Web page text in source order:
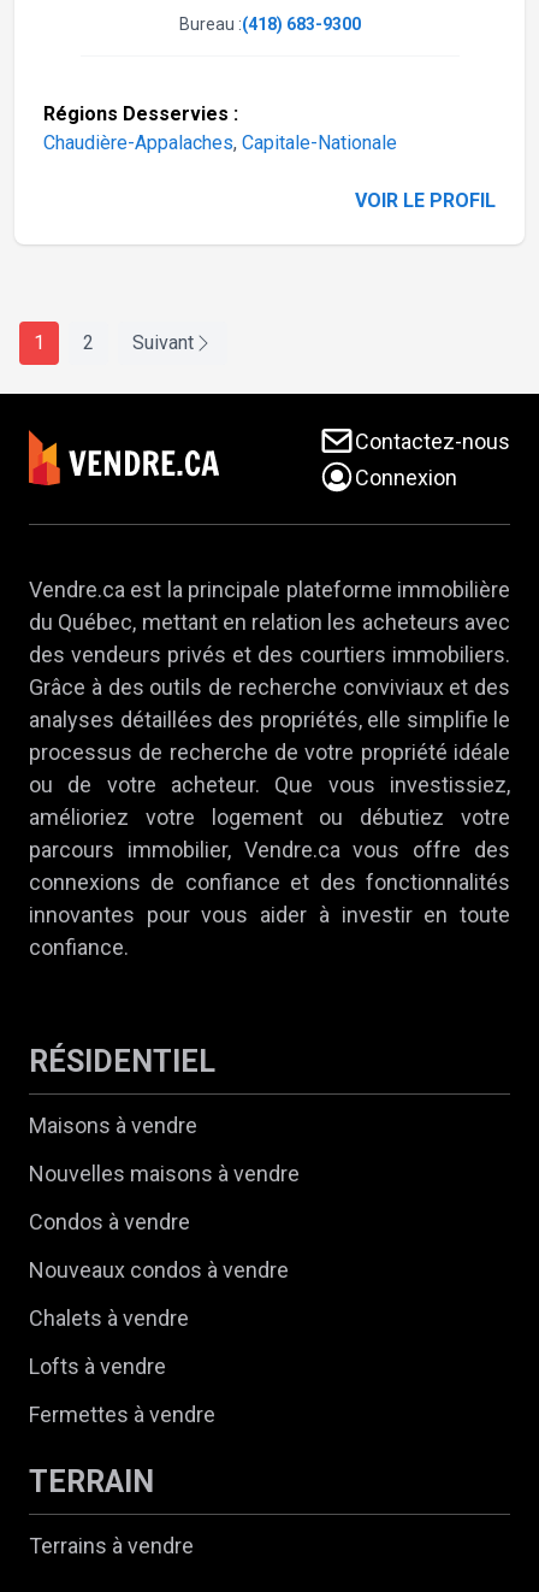
Bureau :(418) 683-9300
Régions Desservies :
Chaudière-Appalaches, Capitale-Nationale
VOIR LE PROFIL
1 2 Suivant
Contactez-nous
Connexion
Vendre.ca est la principale plateforme immobilière
du Québec, mettant en relation les acheteurs avec
des vendeurs privés et des courtiers immobiliers.
Grâce à des outils de recherche conviviaux et des
analyses détaillées des propriétés, elle simplifie le
processus de recherche de votre propriété idéale
ou de votre acheteur. Que vous investissiez,
amélioriez votre logement ou débutiez votre
parcours immobilier, Vendre.ca vous offre des
connexions de confiance et des fonctionnalités
innovantes pour vous aider à investir en toute
confiance.
RÉSIDENTIEL
Maisons à vendre
Nouvelles maisons à vendre
Condos à vendre
Nouveaux condos à vendre
Chalets à vendre
Lofts à vendre
Fermettes à vendre
TERRAIN
Terrains à vendre